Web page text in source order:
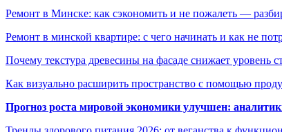
Ремонт в Минске: как сэкономить и не пожалеть —
Ремонт в минской квартире: с чего начинать и как не
Почему текстура древесины на фасаде снижает уровень
Как визуально расширить пространство с помощью
Прогноз роста мировой экономики улучшен: